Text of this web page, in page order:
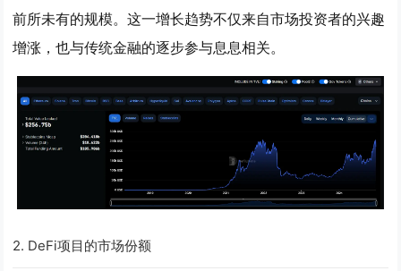
前所未有的规模。这一增长趋势不仅来自市场投资者的兴趣
增涨，也与传统金融的逐步参与息息相关。
2. DeFi项目的市场份额